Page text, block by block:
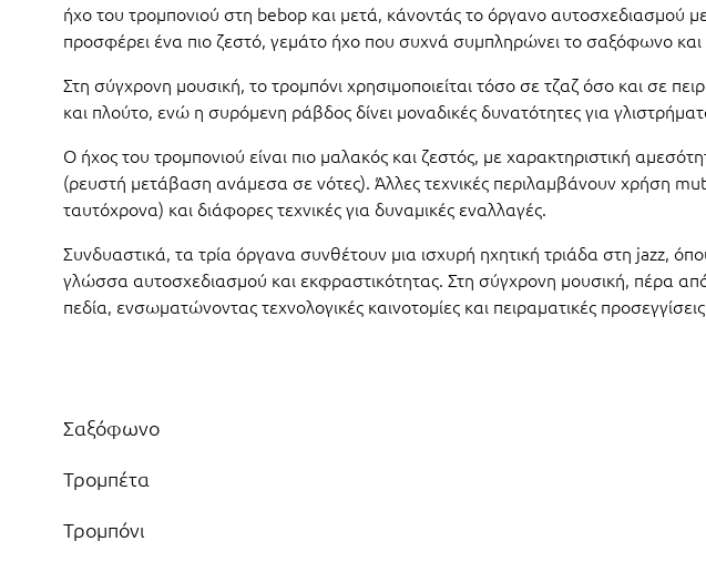
ήχο του τρομπονιού στη bebop και μετά, κάνοντάς το όργανο αυτοσχεδιασμού
προσφέρει ένα πιο ζεστό, γεμάτο ήχο που συχνά συμπληρώνει το σαξόφωνο
Στη σύγχρονη μουσική, το τρομπόνι χρησιμοποιείται τόσο σε τζαζ όσο και σε
και πλούτο, ενώ η συρόμενη ράβδος δίνει μοναδικές δυνατότητες για
Ο ήχος του τρομπονιού είναι πιο μαλακός και ζεστός, με χαρακτηριστική
(ρευστή μετάβαση ανάμεσα σε νότες). Άλλες τεχνικές περιλαμβάνουν χρήση
ταυτόχρονα) και διάφορες τεχνικές για δυναμικές εναλλαγές.
Συνδυαστικά, τα τρία όργανα συνθέτουν μια ισχυρή ηχητική τριάδα στη jazz,
γλώσσα αυτοσχεδιασμού και εκφραστικότητας. Στη σύγχρονη μουσική, πέρα
πεδία, ενσωματώνοντας τεχνολογικές καινοτομίες και πειραματικές
Άρθρα
Τίτλος
Σαξόφωνο
Τρομπέτα
Τρομπόνι